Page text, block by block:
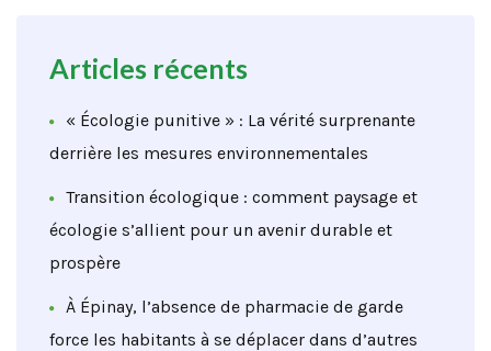
Articles récents
« Écologie punitive » : La vérité surprenante
derrière les mesures environnementales
Transition écologique : comment paysage et
écologie s’allient pour un avenir durable et
prospère
À Épinay, l’absence de pharmacie de garde
force les habitants à se déplacer dans d’autres